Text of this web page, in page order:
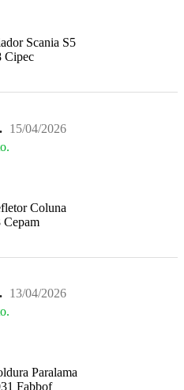
Scania S5
Cipec
15/04/2026
Coluna
Cepam
13/04/2026
Paralama
Fabbof